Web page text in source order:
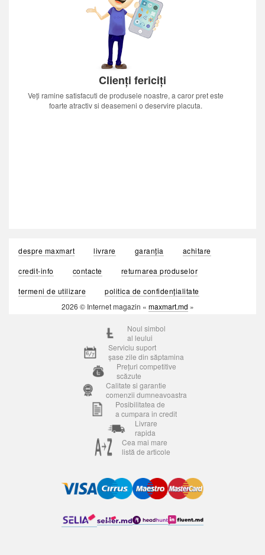
Clienți fericiți
Veți ramine satisfacuti de produsele noastre, a caror pret este
foarte atractiv si deasemeni o deservire placuta.
despre maxmart livrare garanția
achitare
credit-info
contacte
returnarea produselor
termeni de utilizare
politica de confidențialitate
2026 © Internet magazin « maxmart.md »
Noul simbol
al leului
Serviciu suport
șase zile din săptamina
Prețuri competitive
scăzute
Calitate si garantie
comenzii dumneavoastra
Posibilitatea de
a cumpara in credit
Livrare
rapida
Cea mai mare
listă de articole